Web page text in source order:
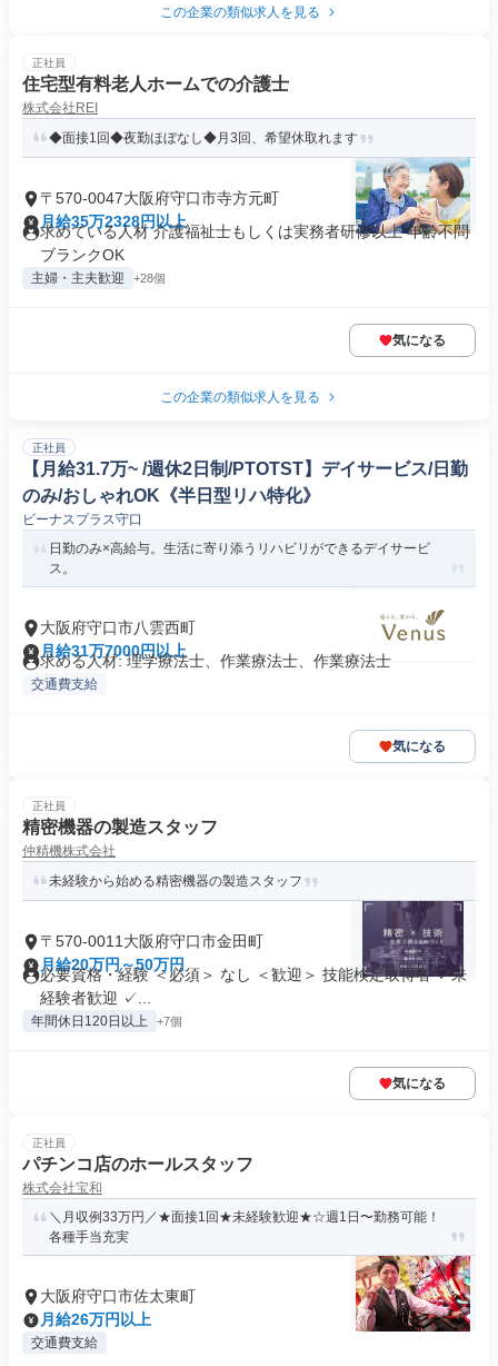
この企業の類似求人を見る
正社員
住宅型有料老人ホームでの介護士
株式会社REI
◆面接1回◆夜勤ほぼなし◆月3回、希望休取れます
〒570-0047大阪府守口市寺方元町
月給35万2328円以上
求めている人材 介護福祉士もしくは実務者研修以上 年齢不問
ブランクOK
主婦・主夫歓迎 +28個
気になる
この企業の類似求人を見る
正社員
【月給31.7万~ /週休2日制/PTOTST】デイサービス/日勤
のみ/おしゃれOK《半日型リハ特化》
ビーナスプラス守口
日勤のみ×高給与。生活に寄り添うリハビリができるデイサービ
ス。
大阪府守口市八雲西町
月給31万7000円以上
求める人材: 理学療法士、作業療法士、作業療法士
交通費支給
気になる
正社員
精密機器の製造スタッフ
仲精機株式会社
未経験から始める精密機器の製造スタッフ
〒570-0011大阪府守口市金田町
月給20万円～50万円
必要資格・経験 ＜必須＞ なし ＜歓迎＞ 技能検定取得者 ✓未
経験者歓迎 ✓...
年間休日120日以上 +7個
気になる
正社員
パチンコ店のホールスタッフ
株式会社宝和
＼月収例33万円／★面接1回★未経験歓迎★☆週1日〜勤務可能！
各種手当充実
大阪府守口市佐太東町
月給26万円以上
交通費支給